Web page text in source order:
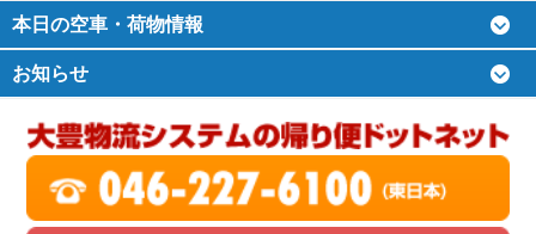
本日の空車・荷物情報
お知らせ